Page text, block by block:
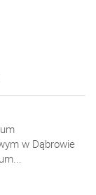
w Dąbrowie